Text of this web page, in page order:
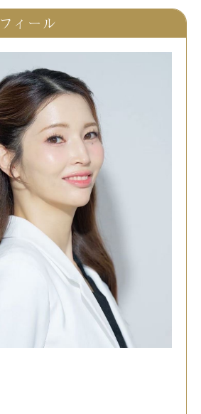
ィール